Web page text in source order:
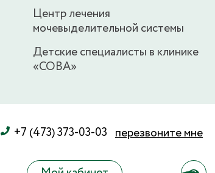
Центр лечения
мочевыделительной системы
Детские специалисты в клинике
«СОВА»
+7 (473) 373-03-03 перезвоните мне